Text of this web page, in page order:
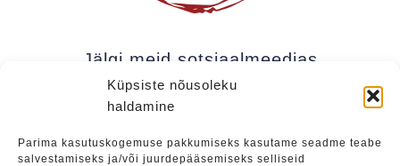
Küpsiste nõusoleku
haldamine
Parima kasutuskogemuse pakkumiseks kasutame seadme teabe
salvestamiseks ja/või juurdepääsemiseks selliseid
Jälgi meid sotsiaalmeedias
Kui soovite olla kursis meie uudistega (uued